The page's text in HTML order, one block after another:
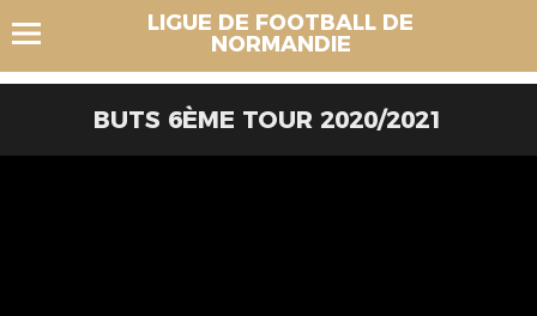
LIGUE DE FOOTBALL DE
NORMANDIE
BUTS 6ÈME TOUR 2020/2021